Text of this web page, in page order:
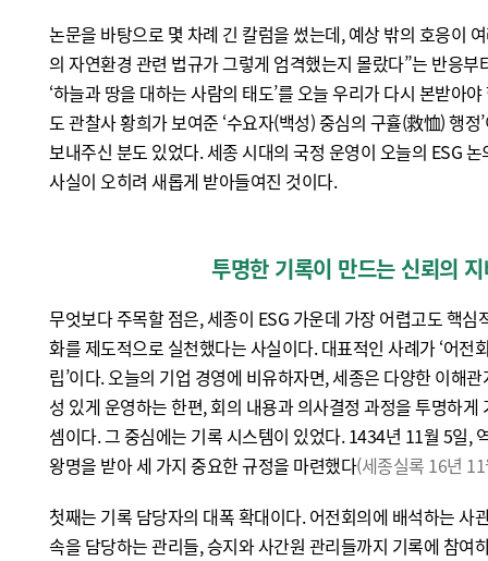
논문을 바탕으로 몇 차례 긴 칼럼을 썼는데, 예상 밖의 호응이
의 자연환경 관련 법규가 그렇게 엄격했는지 몰랐다”는 반응
‘하늘과 땅을 대하는 사람의 태도’를 오늘 우리가 다시 본받아
도 관찰사 황희가 보여준 ‘수요자(백성) 중심의 구휼(救恤) 행
보내주신 분도 있었다. 세종 시대의 국정 운영이 오늘의 ESG
사실이 오히려 새롭게 받아들여진 것이다.
투명한 기록이 만드는 신뢰의
무엇보다 주목할 점은, 세종이 ESG 가운데 가장 어렵고도 핵심
화를 제도적으로 실천했다는 사실이다. 대표적인 사례가 ‘어전
립’이다. 오늘의 기업 경영에 비유하자면, 세종은 다양한 이해
성 있게 운영하는 한편, 회의 내용과 의사결정 과정을 투명하게
셈이다. 그 중심에는 기록 시스템이 있었다. 1434년 11월 5일,
왕명을 받아 세 가지 중요한 규정을 마련했다(세종실록 16년
첫째는 기록 담당자의 대폭 확대이다. 어전회의에 배석하는 사
속을 담당하는 관리들, 승지와 사간원 관리들까지 기록에 참여